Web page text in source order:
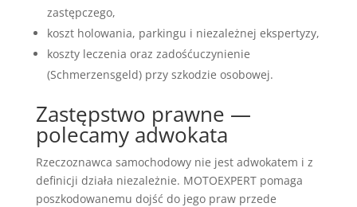
zastępczego,
koszt holowania, parkingu i niezależnej ekspertyzy,
koszty leczenia oraz zadośćuczynienie
(Schmerzensgeld) przy szkodzie osobowej.
Zastępstwo prawne —
polecamy adwokata
Rzeczoznawca samochodowy nie jest adwokatem i z
definicji działa niezależnie. MOTOEXPERT pomaga
poszkodowanemu dojść do jego praw przede